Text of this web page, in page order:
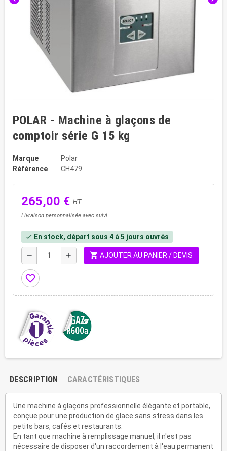
POLAR - Machine à glaçons de
comptoir série G 15 kg
Marque
Polar
Référence
CH479
265,00 € HT
Livraison personnalisée avec suivi
check En stock, départ sous 4 à 5 jours ouvrés
remove add shopping_cart AJOUTER AU PANIER / DEVIS
favorite_border
DESCRIPTION CARACTÉRISTIQUES
Une machine à glaçons professionnelle élégante et portable,
conçue pour une production de glace sans stress dans les
petits bars, cafés et restaurants.
En tant que machine à remplissage manuel, il n'est pas
nécessaire de disposer d'un raccordement à l'eau permanent